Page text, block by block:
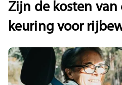
Zijn de kosten van
keuring voor